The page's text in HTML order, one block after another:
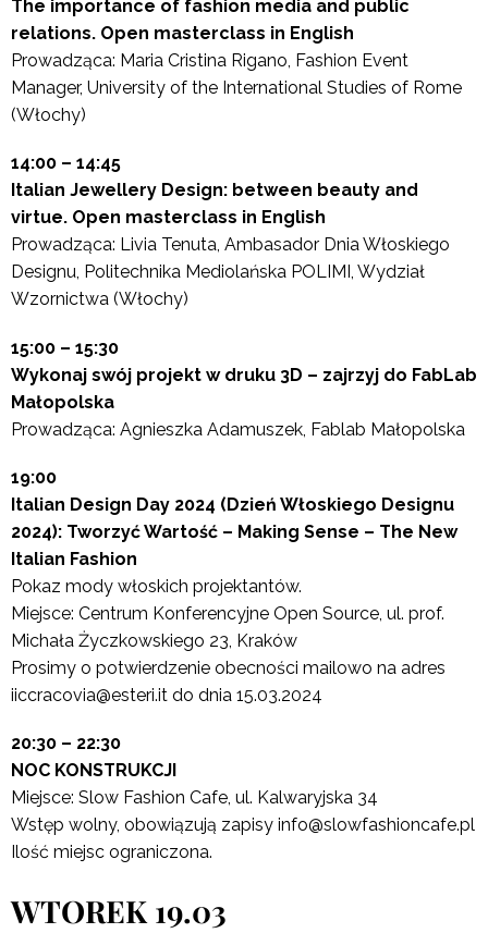
The importance of fashion media and public
relations. Open masterclass in English
Prowadząca: Maria Cristina Rigano, Fashion Event
Manager, University of the International Studies of Rome
(Włochy)
14:00 – 14:45
Italian Jewellery Design: between beauty and
virtue. Open masterclass in English
Prowadząca: Livia Tenuta, Ambasador Dnia Włoskiego
Designu, Politechnika Mediolańska POLIMI, Wydział
Wzornictwa (Włochy)
15:00 – 15:30
Wykonaj swój projekt w druku 3D – zajrzyj do FabLab
Małopolska
Prowadząca: Agnieszka Adamuszek, Fablab Małopolska
19:00
Italian Design Day 2024 (Dzień Włoskiego Designu
2024): Tworzyć Wartość – Making Sense – The New
Italian Fashion
Pokaz mody włoskich projektantów.
Miejsce: Centrum Konferencyjne Open Source, ul. prof.
Michała Życzkowskiego 23, Kraków
Prosimy o potwierdzenie obecności mailowo na adres
iiccracovia@esteri.it do dnia 15.03.2024
20:30 – 22:30
NOC KONSTRUKCJI
Miejsce: Slow Fashion Cafe, ul. Kalwaryjska 34
Wstęp wolny, obowiązują zapisy info@slowfashioncafe.pl
Ilość miejsc ograniczona.
WTOREK 19.03